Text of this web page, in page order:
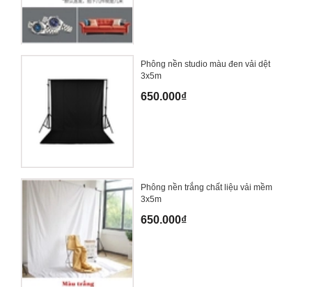
Phông nền studio màu đen vải dệt
3x5m
650.000₫
Phông nền trắng chất liệu vải mềm
3x5m
650.000₫